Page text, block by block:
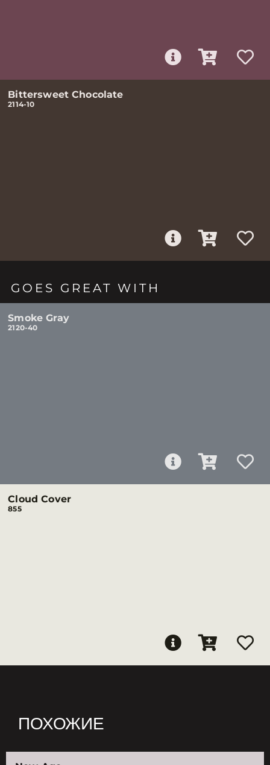
Bittersweet Chocolate
2114-10
GOES GREAT WITH
Smoke Gray
2120-40
Cloud Cover
855
ПОХОЖИЕ